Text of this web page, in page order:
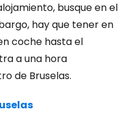
busque en el
hay que tener en
coche hasta el
a una hora
de Bruselas.